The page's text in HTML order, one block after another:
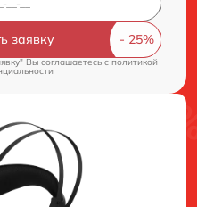
заявку
Вы соглашаетесь cполитикой